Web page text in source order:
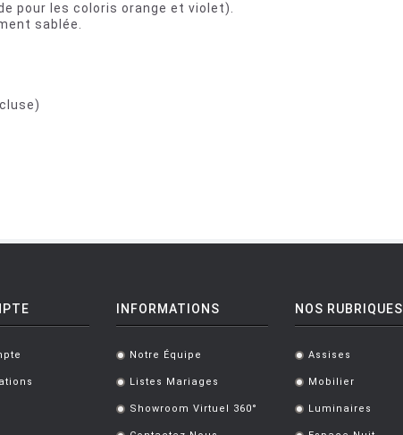
pour les coloris orange et violet).
sablée.
INFORMATIONS
. Notre Équipe
. Listes Mariages
. Showroom Virtuel 360°
NOS RUBRIQUES
. Assises
. Mobilier
. Luminaires